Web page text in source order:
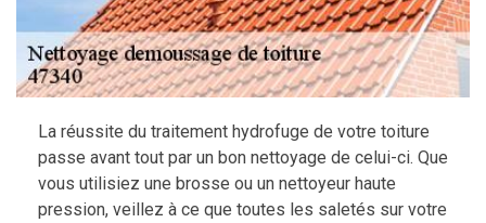
La réussite du traitement hydrofuge de votre toiture
passe avant tout par un bon nettoyage de celui-ci. Que
vous utilisiez une brosse ou un nettoyeur haute
pression, veillez à ce que toutes les saletés sur votre